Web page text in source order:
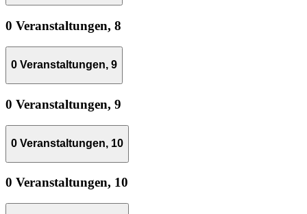
0 Veranstaltungen, 8
0 Veranstaltungen, 9
0 Veranstaltungen, 9
0 Veranstaltungen, 10
0 Veranstaltungen, 10